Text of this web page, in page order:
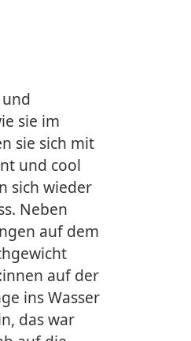
sie im
sie sich mit
und cool
sich wieder
Neben
auf dem
auf der
ins Wasser
das war